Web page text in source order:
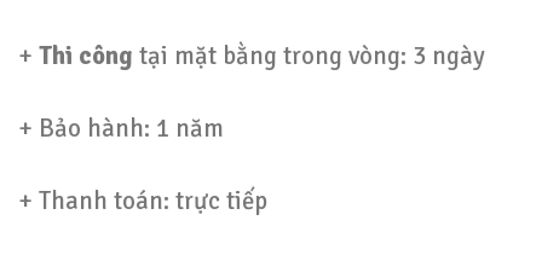
+ Thi công tại mặt bằng trong vòng: 3 ngày
+ Bảo hành: 1 năm
+ Thanh toán: trực tiếp